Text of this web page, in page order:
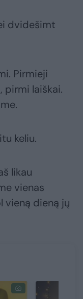
dvidešimt
Pirmieji
pirmi laiškai.
keliu.
likau
vienas
vieną dieną jų